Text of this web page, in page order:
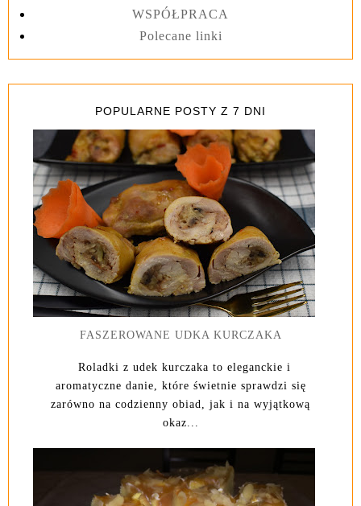
WSPÓŁPRACA
Polecane linki
POPULARNE POSTY Z 7 DNI
FASZEROWANE UDKA KURCZAKA
Roladki z udek kurczaka to eleganckie i
aromatyczne danie, które świetnie sprawdzi się
zarówno na codzienny obiad, jak i na wyjątkową
okaz...